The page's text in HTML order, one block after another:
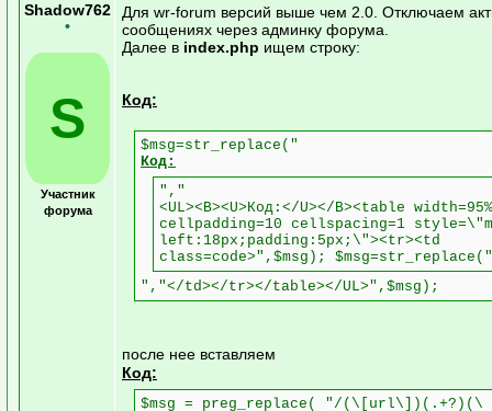
Shadow762
•
S
Участник
форума
Для wr-forum версий выше чем 2.0. Отключаем
сообщениях через админку форума.
Далее в index.php ищем строку:
Код:
$msg=str_replace("
Код:
","
<UL><B><U>Код:</U></B><table width=95%
cellpadding=10 cellspacing=1
left:18px;padding:5px;\"><tr><td
class=code>",$msg); $msg=str_replace("
","</td></tr></table></UL>",$msg);
после нее вставляем
Код:
$msg = preg_replace( "/(\[url\])(.+?)(\